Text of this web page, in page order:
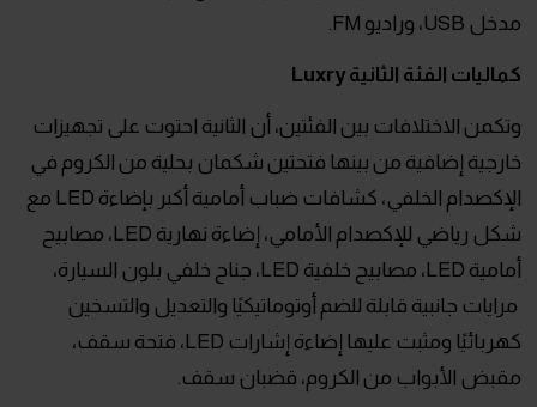
مدخل USB، وراديو FM.
كماليات الفئة الثانيةLuxry
وتكمن الاختلافات بين الفئتين، أن الثانية احتوت على تجهيزات
خارجية إضافية من بينها فتحتين شكمان بحلية من الكروم في
الإكصدام الخلفي، كشافات ضباب أمامية أكبر بإضاءة LED مع
شكل رياضي للإكصدام الأمامي، إضاءة نهارية LED، مصابيح
أمامية LED، مصابيح خلفية LED، جناح خلفي بلون السيارة،
مرايات جانبية قابلة للضم أوتوماتيكيًا والتعديل والتسخين
كهربائيًا ومثبت عليها إضاءة إشارات LED، فتحة سقف،
مقبض الأبواب من الكروم، قضبان سقف.